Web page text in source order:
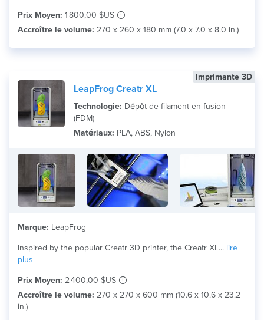
Prix Moyen: 1 800,00 $US
Accroître le volume: 270 x 260 x 180 mm (7.0 x 7.0 x 8.0 in.)
Imprimante 3D
LeapFrog Creatr XL
Technologie: Dépôt de filament en fusion
(FDM)
Matériaux: PLA, ABS, Nylon
Marque: LeapFrog
Inspired by the popular Creatr 3D printer, the Creatr XL... lire
plus
Prix Moyen: 2 400,00 $US
Accroître le volume: 270 x 270 x 600 mm (10.6 x 10.6 x 23.2
in.)